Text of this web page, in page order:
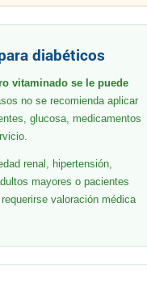
diabéticos
vitaminado se le puede
no se recomienda aplicar
glucosa, medicamentos
renal, hipertensión,
mayores o pacientes
valoración médica